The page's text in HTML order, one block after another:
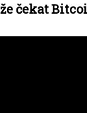
čekat